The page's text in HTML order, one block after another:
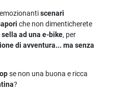
scenari
che non dimenticherete
sella ad una e-bike, per
di avventura... ma senza
se non una buona e ricca
?